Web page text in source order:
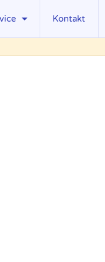
Kontakt